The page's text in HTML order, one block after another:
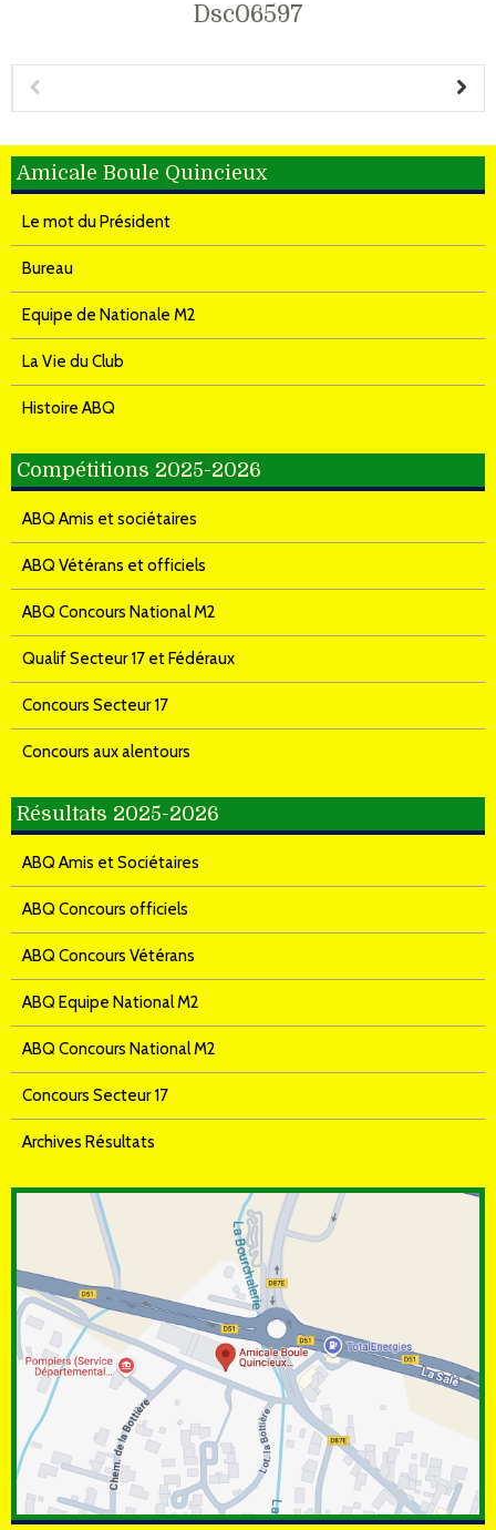
Dsc06597
Amicale Boule Quincieux
Le mot du Président
Bureau
Equipe de Nationale M2
La Vie du Club
Histoire ABQ
Compétitions 2025-2026
ABQ Amis et sociétaires
ABQ Vétérans et officiels
ABQ Concours National M2
Qualif Secteur 17 et Fédéraux
Concours Secteur 17
Concours aux alentours
Résultats 2025-2026
ABQ Amis et Sociétaires
ABQ Concours officiels
ABQ Concours Vétérans
ABQ Equipe National M2
ABQ Concours National M2
Concours Secteur 17
Archives Résultats